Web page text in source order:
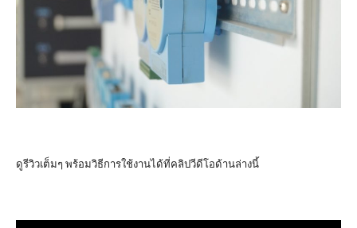
ดูรีวิวเต็มๆ พร้อมวิธีการใช้งานได้ที่คลิปวีดีโอด้านล่างนี้